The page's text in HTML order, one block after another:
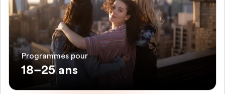
Programmes pour
18–25 ans